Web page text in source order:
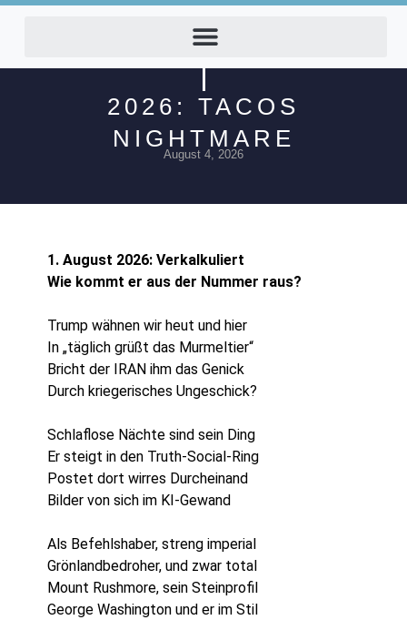
2026: TACOS
NIGHTMARE
August 4, 2026
1. August 2026: Verkalkuliert
Wie kommt er aus der Nummer raus?
Trump wähnen wir heut und hier
In „täglich grüßt das Murmeltier“
Bricht der IRAN ihm das Genick
Durch kriegerisches Ungeschick?
Schlaflose Nächte sind sein Ding
Er steigt in den Truth-Social-Ring
Postet dort wirres Durcheinand
Bilder von sich im KI-Gewand
Als Befehlshaber, streng imperial
Grönlandbedroher, und zwar total
Mount Rushmore, sein Steinprofil
George Washington und er im Stil